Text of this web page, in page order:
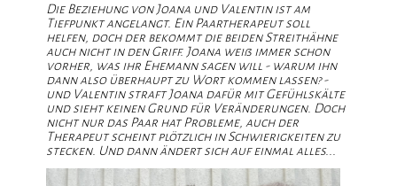
Die Beziehung von Joana und Valentin ist am
Tiefpunkt angelangt. Ein Paartherapeut soll
helfen, doch der bekommt die beiden Streithähne
auch nicht in den Griff. Joana weiß immer schon
vorher, was ihr Ehemann sagen will - warum ihn
dann also überhaupt zu Wort kommen lassen? -
und Valentin straft Joana dafür mit Gefühlskälte
und sieht keinen Grund für Veränderungen. Doch
nicht nur das Paar hat Probleme, auch der
Therapeut scheint plötzlich inSchwierigkeiten zu
stecken. Und dann ändert sich auf einmal alles...